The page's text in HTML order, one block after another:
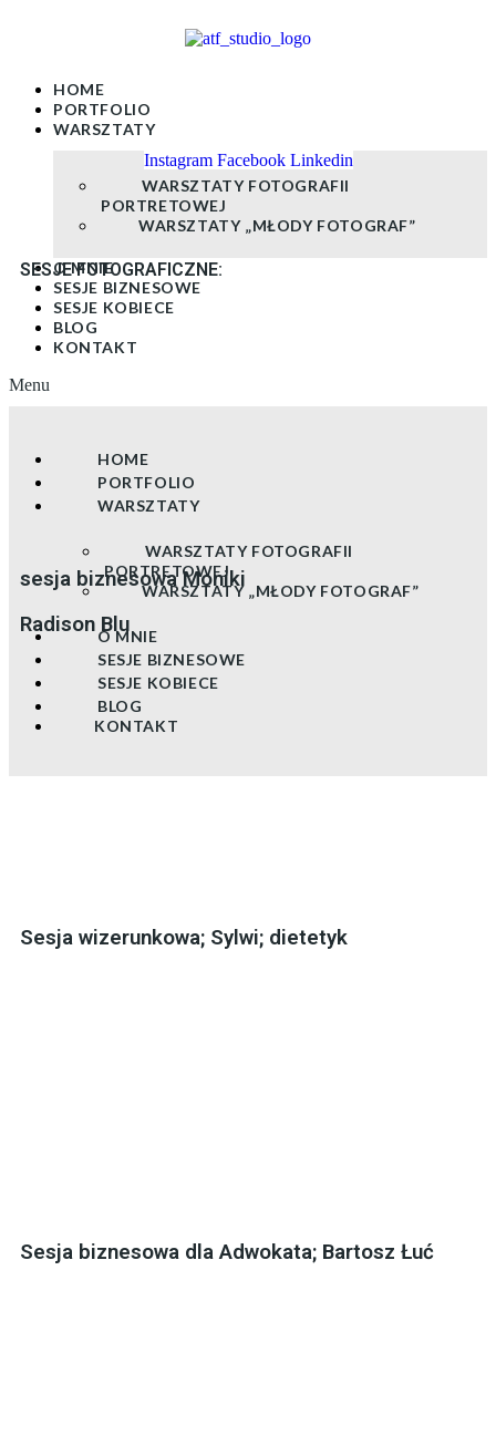
HOME
PORTFOLIO
WARSZTATY
WARSZTATY FOTOGRAFII
PORTRETOWEJ
WARSZTATY „MŁODY FOTOGRAF”
O MNIE
SESJE BIZNESOWE
SESJE KOBIECE
BLOG
KONTAKT
Menu
HOME
PORTFOLIO
WARSZTATY
WARSZTATY FOTOGRAFII
PORTRETOWEJ
WARSZTATY „MŁODY FOTOGRAF”
O MNIE
SESJE BIZNESOWE
SESJE KOBIECE
BLOG
KONTAKT
Instagram Facebook Linkedin
SESJE FOTOGRAFICZNE:
sesja biznesowa Moniki
Radison Blu
Sesja wizerunkowa; Sylwi; dietetyk
Sesja biznesowa dla Adwokata; Bartosz Łuć